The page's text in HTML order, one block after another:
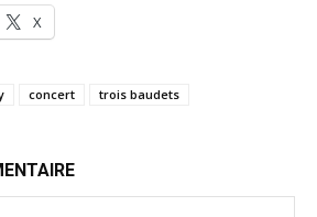
X
concert trois baudets